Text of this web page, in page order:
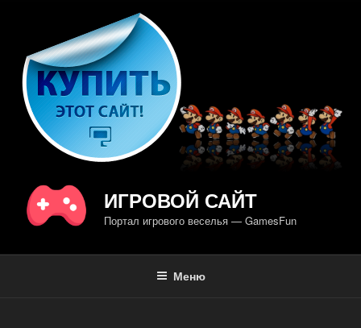
содержимому
ИГРОВОЙ САЙТ
Портал игрового веселья — GamesFun
Меню